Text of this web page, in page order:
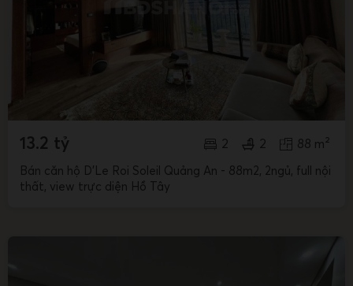
13.2 tỷ 2 2 88 m²
Bán căn hộ D'Le Roi Soleil Quảng An - 88m2, 2ngủ, full nội
thất, view trực diện Hồ Tây